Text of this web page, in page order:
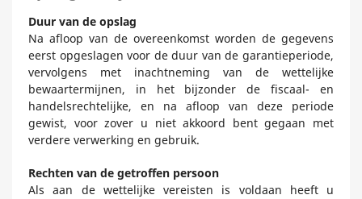
Duur van de opslag
Na afloop van de overeenkomst worden de gegevens
eerst opgeslagen voor de duur van de garantieperiode,
vervolgens met inachtneming van de wettelijke
bewaartermijnen, in het bijzonder de fiscaal- en
handelsrechtelijke, en na afloop van deze periode
gewist, voor zover u niet akkoord bent gegaan met
verdere verwerking en gebruik.
Rechten van de getroffen persoon
Als aan de wettelijke vereisten is voldaan heeft u